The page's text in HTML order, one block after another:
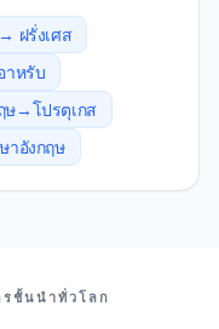
ฝรั่งเศส
าหรับ
ษ→โปรตุเกส
าอังกฤษ
รชั้นนําทั่วโลก